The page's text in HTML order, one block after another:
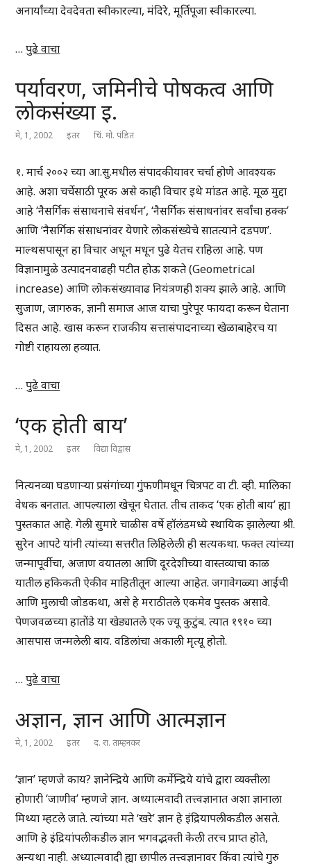
अनार्यांच्या देवदेवता स्वीकारल्या, मंदिरे, मूर्तिपूजा स्वीकारल्या.
…पुढे वाचा
पर्यावरण, जमिनीचे पोषकत्व आणि
लोकसंख्या इ.
मे, 1, 2002 इतर चिं. मो. पंडित
१. मार्च २००२ च्या आ.सु.मधील संपादकीयावर चर्चा होणे आवश्यक
आहे. अशा चर्चेसाठी पूरक असे काही विचार इथे मांडत आहे. मूळ मुद्दा
आहे ‘नैसर्गिक संसाधनाचे संवर्धन’, ‘नैसर्गिक संसाधनांवर सर्वांचा हक्क’
आणि ‘नैसर्गिक संसाधनांवर येणारे लोकसंख्येचे सातत्याने दडपण’.
माल्थसपासून हा विचार अधून मधून पुढे येतच राहिला आहे. पण
विज्ञानामुळे उत्पादनवाढही पटीत होऊ शकते (Geometrical
increase) आणि लोकसंख्यावाढ नियंत्रणही शक्य झाले आहे. आणि
सुजाण, जागरुक, ज्ञानी समाज आज याचा पुरेपूर फायदा करून घेताना
दिसत आहे. खास करून राजकीय सत्तासंपादनाच्या खेळाबाहेरच या
गोष्टी राहायला हव्यात.
…पुढे वाचा
‘एक होती बाय’
मे, 1, 2002 इतर विद्या विद्वांस
नित्यनव्या घडणाऱ्या प्रसंगांच्या गुंफणीमधून चित्रपट वा टी. व्ही. मालिका
वेधक बनतात. आपल्याला खेचून घेतात. तीच ताकद ‘एक होती बाय’ ह्या
पुस्तकात आहे. गेली सुमारे चाळीस वर्षे हॉलंडमध्ये स्थायिक झालेल्या श्री.
सुरेन आपटे यांनी त्यांच्या सत्तरीत लिहिलेली ही सत्यकथा. फक्त त्यांच्या
जन्मापूर्वीचा, अजाण वयातला आणि दूरदेशीच्या वास्तव्याचा काळ
यातील हकिकती ऐकीव माहितीतून आल्या आहेत. जगावेगळ्या आईची
आणि मुलाची जोडकथा, असे हे मराठीतले एकमेव पुस्तक असावे.
पेणजवळच्या हातोंडे या खेड्यातले एक ज्यू कुटुंब. त्यात १९१० च्या
आसपास जन्मलेली बाय. वडिलांचा अकाली मृत्यू होतो.
…पुढे वाचा
अज्ञान, ज्ञान आणि आत्मज्ञान
मे, 1, 2002 इतर द. रा. ताम्हनकर
‘ज्ञान’ म्हणजे काय? ज्ञानेन्द्रिये आणि कर्मेन्द्रिये यांचे द्वारा व्यक्तीला
होणारी ‘जाणीव’ म्हणजे ज्ञान. अध्यात्मवादी तत्त्वज्ञानात अशा ज्ञानाला
मिथ्या म्हटले जाते. त्यांच्या मते ‘खरे’ ज्ञान हे इंद्रियापलीकडील असते.
आणि हे इंद्रियांपलीकडील ज्ञान भगवद्भक्ती केली तरच प्राप्त होते,
अन्यथा नाही. अध्यात्मवादी ह्या छापील तत्त्वज्ञानावर किंवा त्यांचे गुरु